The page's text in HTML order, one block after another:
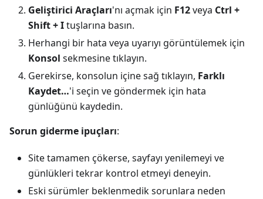
Geliştirici Araçları'nı açmak için F12veya Ctrl +
Shift + Ituşlarına basın.
Herhangi bir hata veya uyarıyı görüntülemek için
Konsol sekmesine tıklayın.
Gerekirse, konsolun içine sağ tıklayın, Farklı
Kaydet…'i seçin ve göndermek için hata
günlüğünü kaydedin.
Sorun giderme ipuçları:
Site tamamen çökerse, sayfayı yenilemeyi ve
günlükleri tekrar kontrol etmeyi deneyin.
Eski sürümler beklenmedik sorunlara neden